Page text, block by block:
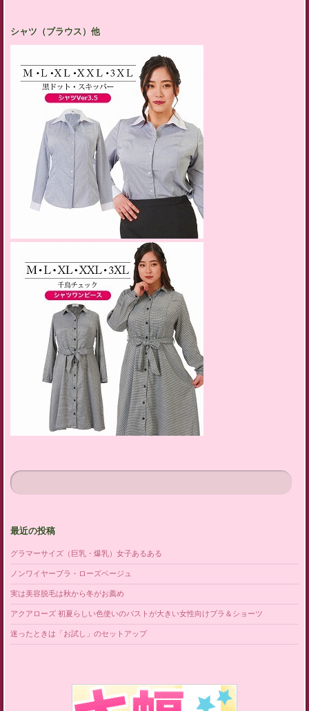
シャツ（ブラウス）他
最近の投稿
グラマーサイズ（巨乳・爆乳）女子あるある
ノンワイヤーブラ・ローズベージュ
実は美容脱毛は秋から冬がお薦め
アクアローズ 初夏らしい色使いのバストが大きい女性向けブラ＆ショーツ
迷ったときは「お試し」のセットアップ